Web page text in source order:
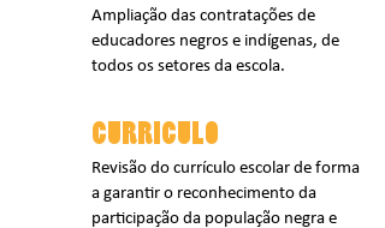
Ampliação das contratações de
educadores negros e indígenas, de
todos os setores da escola.
CURRICULO
Revisão do currículo escolar de forma
a garantir o reconhecimento da
participação da população negra e